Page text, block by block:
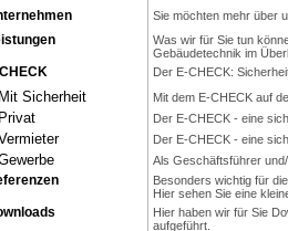
Sie möchten mehr über
Was wir für Sie tun
Gebäudetechnik im
Der E-CHECK:
Mit Sicherheit Mit dem E-CHECK auf
Privat Der E-CHECK - eine
Der E-CHECK - eine
Als Geschäftsführer
Besonders wichtig für
Hier sehen Sie eine
Hier haben wir für Sie
aufgeführt.